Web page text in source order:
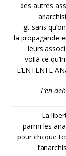
des autres
gt sans
la propagande
leurs
voilà ce
L’ENTENTE
L’en
La
parmi les
pour chaque